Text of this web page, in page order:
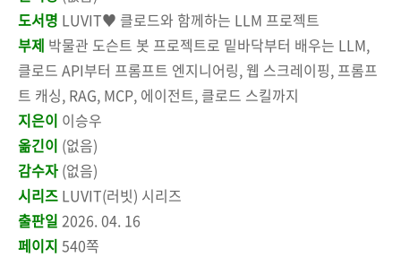
도서명 LUVIT♥ 클로드와 함께하는 LLM 프로젝트
부제 박물관 도슨트 봇 프로젝트로 밑바닥부터 배우는 LLM,
클로드 API부터 프롬프트 엔지니어링, 웹 스크레이핑, 프롬프
트 캐싱, RAG, MCP, 에이전트, 클로드 스킬까지
지은이 이승우
옮긴이 (없음)
감수자 (없음)
시리즈 LUVIT(러빗) 시리즈
출판일 2026. 04. 16
페이지 540쪽